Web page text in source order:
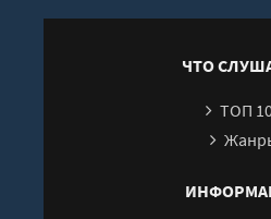
ЧТО
ТОП